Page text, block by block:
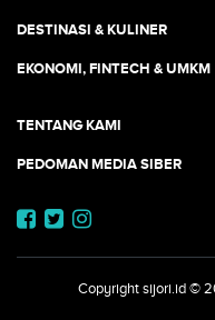
DESTINASI & KULINER
EKONOMI, FINTECH & UMKM
TENTANG KAMI
PEDOMAN MEDIA SIBER
Copyright sijori.id©